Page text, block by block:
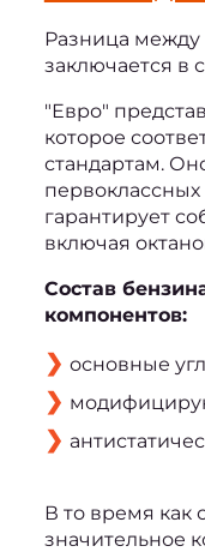
Разница между
заключается в
"Евро"
которое
стандартам.
гарантирует
включая
Состав
компонентов:
основные
В то время как
значительное